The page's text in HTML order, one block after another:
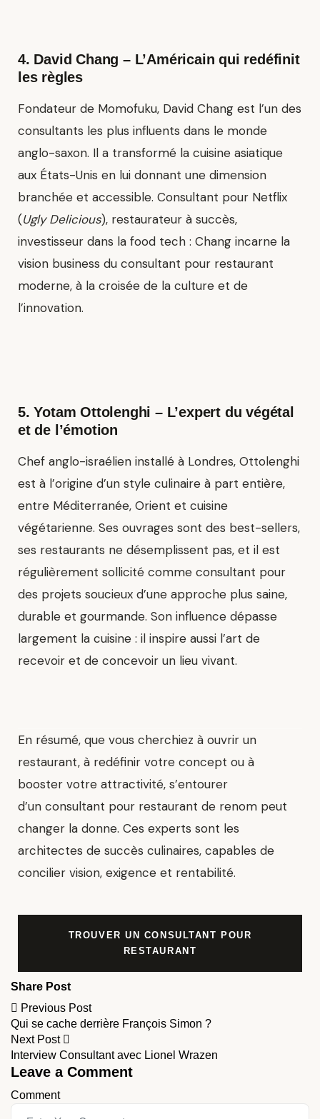
4. David Chang – L’Américain qui redéfinit
les règles
Fondateur de Momofuku, David Chang est l’un des
consultants les plus influents dans le monde
anglo-saxon. Il a transformé la cuisine asiatique
aux États-Unis en lui donnant une dimension
branchée et accessible. Consultant pour Netflix
(Ugly Delicious), restaurateur à succès,
investisseur dans la food tech : Chang incarne la
vision business du consultant pour restaurant
moderne, à la croisée de la culture et de
l’innovation.
5.Yotam Ottolenghi – L’expert du végétal
et de l’émotion
Chef anglo-israélien installé à Londres, Ottolenghi
est à l’origine d’un style culinaire à part entière,
entre Méditerranée, Orient et cuisine
végétarienne. Ses ouvrages sont des best-sellers,
ses restaurants ne désemplissent pas, et il est
régulièrement sollicité comme consultant pour
des projets soucieux d’une approche plus saine,
durable et gourmande. Son influence dépasse
largement la cuisine : il inspire aussi l’art de
recevoir et de concevoir un lieu vivant.
En résumé, que vous cherchiez à ouvrir un
restaurant, à redéfinir votre concept ou à
booster votre attractivité, s’entourer
d’un consultant pour restaurant de renom peut
changer la donne. Ces experts sont les
architectes de succès culinaires, capables de
concilier vision, exigence et rentabilité.
TROUVER UN CONSULTANT POUR
RESTAURANT
Share Post
Previous Post
Qui se cache derrière François Simon ?
Next Post
Interview Consultant avec Lionel Wrazen
Leave a Comment
Comment